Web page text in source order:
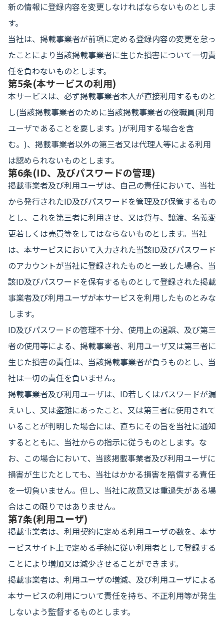
新の情報に登録内容を変更しなければならないものとしま
す。
当社は、掲載事業者が前項に定める登録内容の変更を怠っ
たことにより当該掲載事業者に生じた損害について一切責
任を負わないものとします。
第5条(本サービスの利用)
本サービスは、必ず掲載事業者本人が直接利用するものと
し(当該掲載事業者のために当該掲載事業者の役職員(利用
ユーザであることを要します。)が利用する場合を含
む。)、掲載事業者以外の第三者又は代理人等による利用
は認められないものとします。
第6条(ID、及びパスワードの管理)
掲載事業者及び利用ユーザは、自己の責任において、当社
から発行されたID及びパスワードを管理及び保管するもの
とし、これを第三者に利用させ、又は貸与、譲渡、名義変
更若しくは売買等をしてはならないものとします。当社
は、本サービスにおいて入力された当該ID及びパスワード
のアカウントが当社に登録されたものと一致した場合、当
該ID及びパスワードを保有するものとして登録された掲載
事業者及び利用ユーザが本サービスを利用したものとみな
します。
ID及びパスワードの管理不十分、使用上の過誤、及び第三
者の使用等による、掲載事業者、利用ユーザ又は第三者に
生じた損害の責任は、当該掲載事業者が負うものとし、当
社は一切の責任を負いません。
掲載事業者及び利用ユーザは、ID若しくはパスワードが漏
えいし、又は盗難にあったこと、又は第三者に使用されて
いることが判明した場合には、直ちにその旨を当社に通知
するとともに、当社からの指示に従うものとします。な
お、この場合において、当該掲載事業者及び利用ユーザに
損害が生じたとしても、当社はかかる損害を賠償する責任
を一切負いません。但し、当社に故意又は重過失がある場
合はこの限りではありません。
第7条(利用ユーザ)
掲載事業者は、利用契約に定める利用ユーザの数を、本サ
ービスサイト上で定める手続に従い利用者として登録する
ことにより増加又は減少させることができます。
掲載事業者は、利用ユーザの増減、及び利用ユーザによる
本サービスの利用について責任を持ち、不正利用等が発生
しないよう監督するものとします。